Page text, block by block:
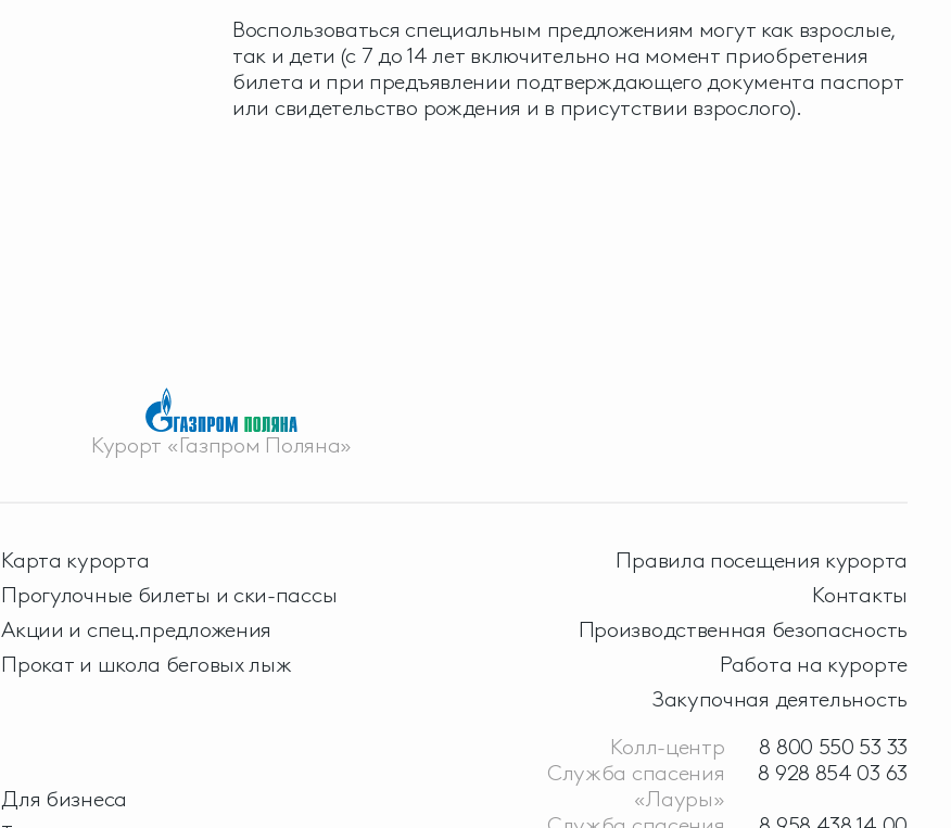
Воспользоваться специальным предложениям могут как взрослые,
так и дети (с 7 до 14 лет включительно на момент приобретения
билета и при предъявлении подтверждающего документа паспорт
или свидетельство рождения и в присутствии взрослого).
Курорт «Газпром Поляна»
Карта курорта
Прогулочные билеты и ски-пассы
Акции и спец.предложения
Прокат и школа беговых лыж
Для бизнеса
Правила посещения курорта
Контакты
Производственная безопасность
Работа на курорте
Закупочная деятельность
Колл-центр
8 800 550 53 33
Служба спасения
«Лауры»
8 928 854 03 63